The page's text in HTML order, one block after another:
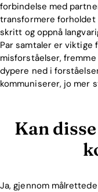
forbindelse med
transformere forholdet
skritt og oppnå
Par samtaler er viktige
misforståelser,
dypere ned i
kommuniserer, jo mer
Kan
Ja, gjennom